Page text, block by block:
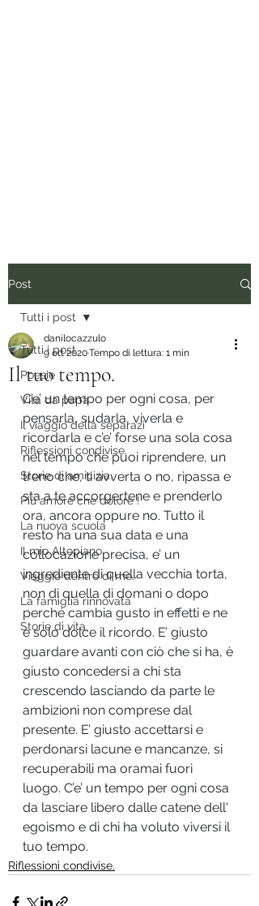
Post
Tutti i post
Poesie
Vita da papà
Il viaggio della separazi
Riflessioni condivise.
Storie di amicizia.
Più amore che dolore !
La nuova scuola
Il mio Altopiano.
Viaggio dentro di me.
La famiglia rinnovata
Storie di vita.
Tutti i post
Il tuo tempo.
danilocazzulo
9 ott 2020Tempo di lettura: 1 min
C’e’ un tempo per ogni cosa, per
pensarla, sudarla, viverla e
ricordarla e c’e’ forse una sola cosa
nel tempo che puoi riprendere, un
treno che, ti avverta o no, ripassa e
sta a te accorgertene e prenderlo
ora, ancora oppure no. Tutto il
resto ha una sua data e una
collocazione precisa, e’ un
ingrediente di quella vecchia torta,
non di quella di domani o dopo
perché cambia gusto in effetti e ne
è solo dolce il ricordo. E’ giusto
guardare avanti con ciò che si ha, è
giusto concedersi a chi sta
crescendo lasciando da parte le
ambizioni non comprese dal
presente. E’ giusto accettarsi e
perdonarsi lacune e mancanze, si
recuperabili ma oramai fuori
luogo. C’e’ un tempo per ogni cosa
da lasciare libero dalle catene dell'
egoismo e di chi ha voluto viversi il
tuo tempo.
Riflessioni condivise.